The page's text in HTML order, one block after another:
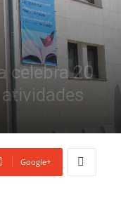
celebra 20
Google+